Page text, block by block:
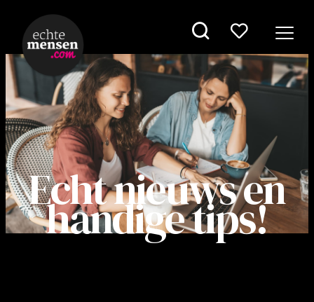
Echt nieuws en
handige tips!